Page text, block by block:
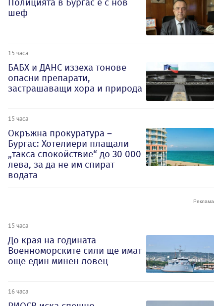
шеф
15 часа
БАБХ и ДАНС иззеха тонове
опасни препарати,
застрашаващи хора и природа
15 часа
Окръжна прокуратура –
Бургас: Хотелиери плащали
„такса спокойствие“ до 30 000
лева, за да не им спират
водата
15 часа
До края на годината
Военноморските сили ще имат
още един минен ловец
16 часа